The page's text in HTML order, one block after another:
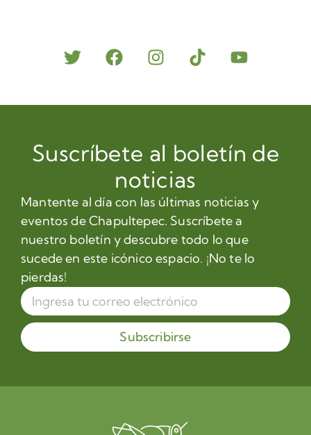
Suscríbete al boletín de
noticias
Mantente al día con las últimas noticias y
eventos de Chapultepec. Suscríbete a
nuestro boletín y descubre todo lo que
sucede en este icónico espacio. ¡No te lo
pierdas!
Subscribirse